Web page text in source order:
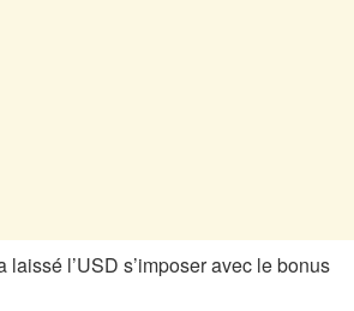
laissé l’USD s’imposer avec le bonus